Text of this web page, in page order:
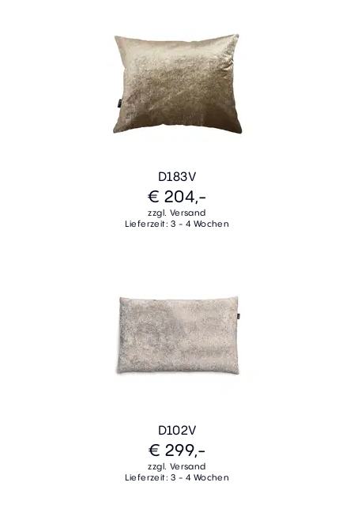
D183V
€ 204,-
zzgl. Versand
Lieferzeit: 3 - 4 Wochen
D102V
€ 299,-
zzgl. Versand
Lieferzeit: 3 - 4 Wochen